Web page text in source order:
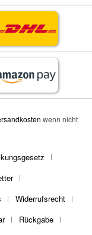
wenn nicht
Widerrufsrecht
Rückgabe